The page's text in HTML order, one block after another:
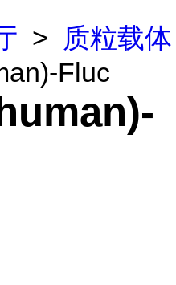
>
质粒载体
Fluc